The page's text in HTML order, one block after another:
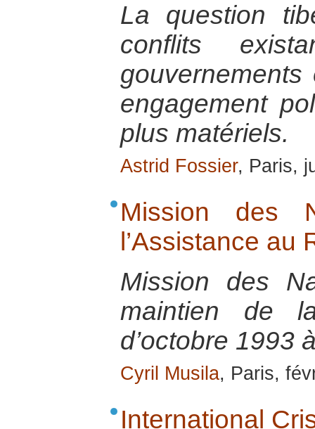
La question
conflits
engagement
plus matériels.
Astrid Fossier, Paris,
Mission des
l’Assistance au
Mission des
maintien de
d’octobre 1993
Cyril Musila, Paris,
International